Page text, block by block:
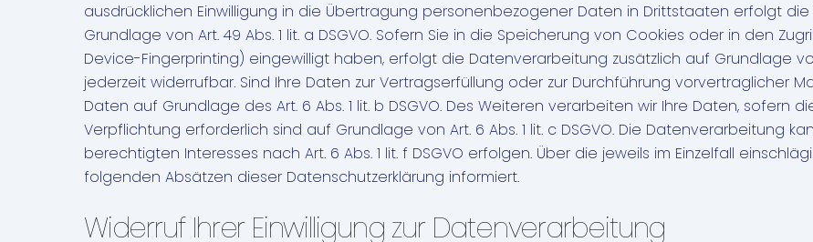
ausdrücklichen Einwilligung in die Übertragung personenbezogener Daten in Drittstaaten erfolgt
Grundlage von Art. 49 Abs. 1 lit. a DSGVO. Sofern Sie in die Speicherung von Cookies oder in den
Device-Fingerprinting) eingewilligt haben, erfolgt die Datenverarbeitung zusätzlich auf Grundlage von
jederzeit widerrufbar. Sind Ihre Daten zur Vertragserfüllung oder zur Durchführung vorvertraglicher
Daten auf Grundlage des Art. 6 Abs. 1 lit. b DSGVO. Des Weiteren verarbeiten wir Ihre Daten, sofern
Verpflichtung erforderlich sind auf Grundlage von Art. 6 Abs. 1 lit. c DSGVO. Die Datenverarbeitung
berechtigten Interesses nach Art. 6 Abs. 1 lit. f DSGVO erfolgen. Über die jeweils im Einzelfall
folgenden Absätzen dieser Datenschutzerklärung informiert.
Widerruf Ihrer Einwilligung zur Datenverarbeitung